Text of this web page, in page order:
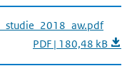
PDF | 180,48 kB